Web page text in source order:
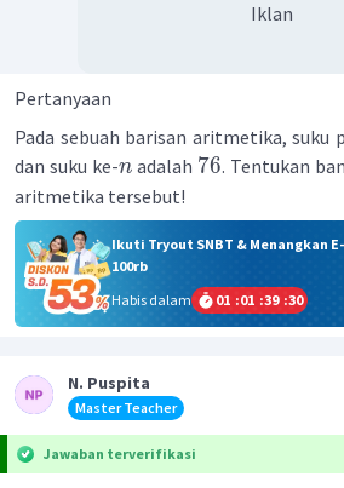
Iklan
Pertanyaan
Pada sebuah barisan aritmetika, suku
dan suku ke-n adalah 76. Tentukan
aritmetika tersebut!
Ikuti Tryout SNBT & Menangkan
100rb
Habis dalam
01 :01 :39 :30
N. Puspita
Master Teacher
Jawaban terverifikasi